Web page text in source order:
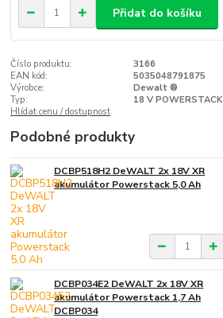
Přidat do košíku
Číslo produktu:
3166
EAN kód:
5035048791875
Výrobce:
Dewalt ®
Typ:
18 V POWERSTACK
Hlídat cenu / dostupnost
Podobné produkty
DCBP518H2 DeWALT 2x 18V XR
akumulátor Powerstack 5,0 Ah
DCBP034E2 DeWALT 2x 18V XR
akumulátor Powerstack 1,7 Ah
DCBP034